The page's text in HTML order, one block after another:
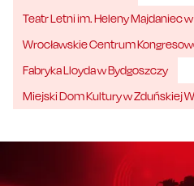
Teatr Letni im. Heleny Majdaniec
Wrocławskie Centrum
Fabryka Lloyda w Bydgoszczy
Miejski Dom Kultury w Zduńskiej